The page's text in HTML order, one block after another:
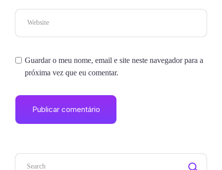
Guardar o meu nome, email e site neste navegador para a
próxima vez que eu comentar.
Publicar comentário